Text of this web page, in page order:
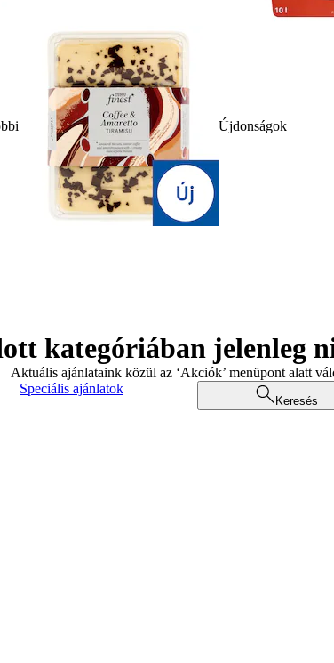
Újdonságok
kategóriában jelenleg
Aktuális ajánlataink közül az ‘Akciók’ menüpont alatt
Speciális ajánlatok
Keresés